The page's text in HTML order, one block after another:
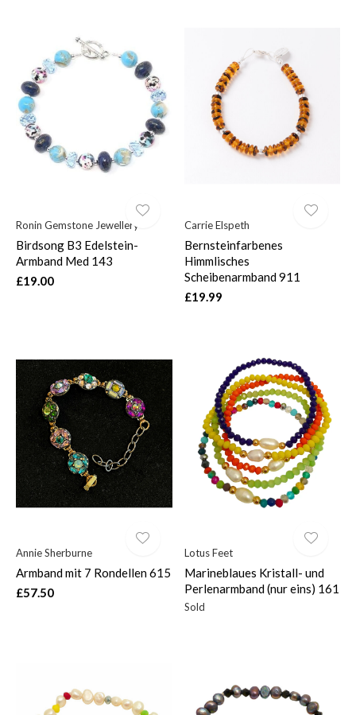
Ronin Gemstone Jewellery
Birdsong B3 Edelstein-
Armband Med 143
£19.00
Carrie Elspeth
Bernsteinfarbenes
Himmlisches
Scheibenarmband 911
£19.99
Annie Sherburne
Armband mit 7 Rondellen 615
£57.50
Lotus Feet
Marineblaues Kristall- und
Perlenarmband (nur eins) 161
Sold